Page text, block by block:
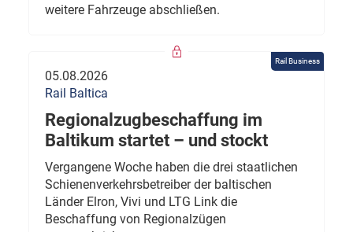
weitere Fahrzeuge abschließen.
Rail Business
05.08.2026
Rail Baltica
Regionalzugbeschaffung im
Baltikum startet – und stockt
Vergangene Woche haben die drei staatlichen
Schienenverkehrsbetreiber der baltischen
Länder Elron, Vivi und LTG Link die
Beschaffung von Regionalzügen